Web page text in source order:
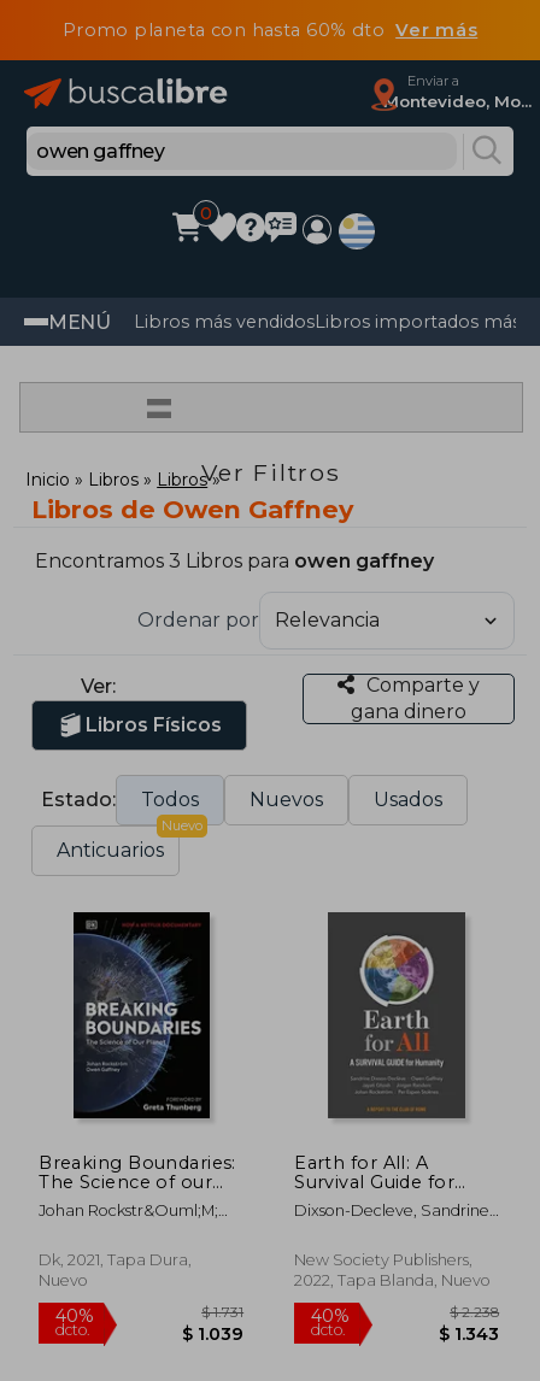
Promo planeta con hasta 60% dtoVer más
Enviar a
Montevideo, Montevideo
0
MENÚ Libros más vendidosLibros importados más
=
Ver Filtros
Inicio Libros Libros
Libros de Owen Gaffney
Encontramos 3 Libros para owen gaffney
Ordenar por
Ver:
Libros Físicos
Comparte y
gana dinero
Estado: Todos Nuevos Usados
Anticuarios
Nuevo
Breaking Boundaries:
The Science of our
Planet (en Inglés)
Johan Rockstr&Ouml;M;
Dk, 2021, Tapa Dura,
Nuevo
Earth for All: A
Survival Guide for
Humanity (en Inglés)
Dixson-Decleve, Sandrine ;
Jayati
New Society Publishers,
2022, Tapa Blanda, Nuevo